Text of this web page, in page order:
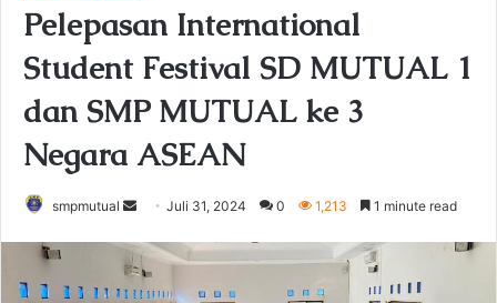
Pelepasan International
Student Festival SD MUTUAL 1
dan SMP MUTUAL ke 3
Negara ASEAN
smpmutual
n
d
Juli 31, 2024 0 1,213 1 minute read